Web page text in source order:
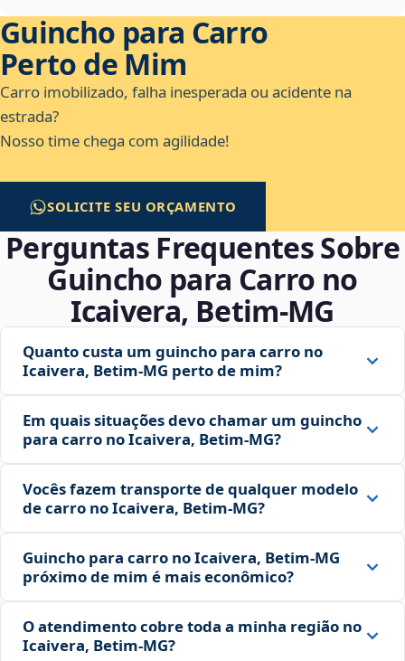
Guincho para Carro
Perto de Mim
Carro imobilizado, falha inesperada ou acidente na
estrada?
Nosso time chega com agilidade!
SOLICITE SEU ORÇAMENTO
Perguntas Frequentes Sobre
Guincho para Carro no
Icaivera, Betim‑MG
Quanto custa um guincho para carro no
Icaivera, Betim‑MG perto de mim?
Em quais situações devo chamar um guincho
para carro no Icaivera, Betim‑MG?
Vocês fazem transporte de qualquer modelo
de carro no Icaivera, Betim‑MG?
Guincho para carro no Icaivera, Betim‑MG
próximo de mim é mais econômico?
O atendimento cobre toda a minha região no
Icaivera, Betim‑MG?